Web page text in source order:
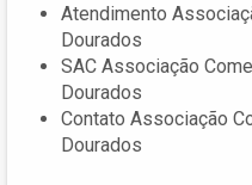
Atendimento
Dourados
SAC Associação
Dourados
Contato Associação
Dourados